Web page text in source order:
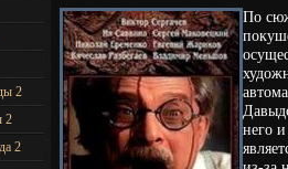
2
2
2
По
него